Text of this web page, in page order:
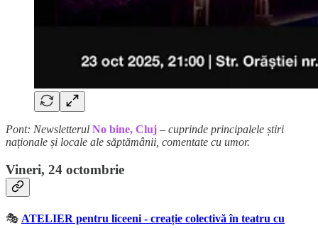
Pont: Newsletterul No bine, Cluj – cuprinde principalele știri
naționale și locale ale săptămânii, comentate cu umor.
Vineri, 24 octombrie
🎭 ATELIER pentru liceeni - creație colectivă în teatru cu